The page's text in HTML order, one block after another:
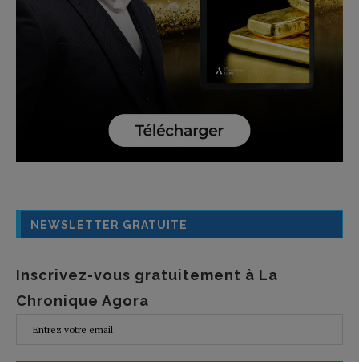
NEWSLETTER GRATUITE
Inscrivez-vous gratuitement à La
Chronique Agora